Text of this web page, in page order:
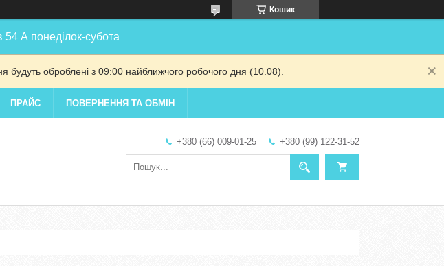
Кошик
А понеділок-субота
будуть оброблені з 09:00 найближчого робочого дня (10.08).
ПРАЙС ПОВЕРНЕННЯ ТА ОБМІН
+380 (66) 009-01-25 +380 (99) 122-31-52